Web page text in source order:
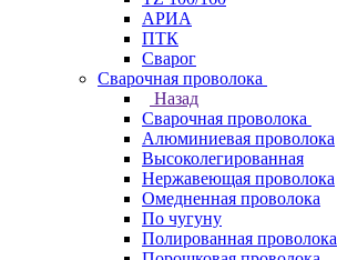
АРИА
ПТК
Сварог
Сварочная проволока
Назад
Сварочная проволока
Алюминиевая проволока
Высоколегированная
Нержавеющая проволока
Омедненная проволока
По чугуну
Полированная проволока